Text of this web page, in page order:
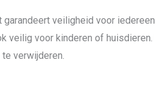
veiligheid voor
veilig voor kinderen of
verwijderen.